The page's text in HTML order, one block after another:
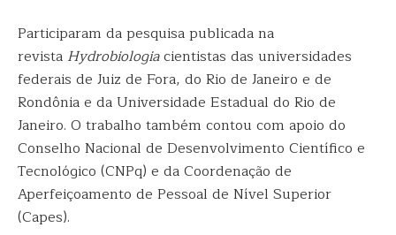
Participaram da pesquisa publicada na
revista Hydrobiologiacientistas das universidades
federais de Juiz de Fora, do Rio de Janeiro e de
Rondônia e da Universidade Estadual do Rio de
Janeiro. O trabalho também contou com apoio do
Conselho Nacional de Desenvolvimento Científico e
Tecnológico (CNPq) e da Coordenação de
Aperfeiçoamento de Pessoal de Nível Superior
(Capes).